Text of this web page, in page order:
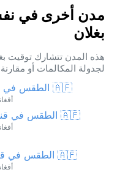
مدن أخرى في
بغلان
لجدولة المكالمات أو
🇦🇫 الطقس في كابل
🇦🇫 الطقس في قندهار
🇦🇫 الطقس في قندوز